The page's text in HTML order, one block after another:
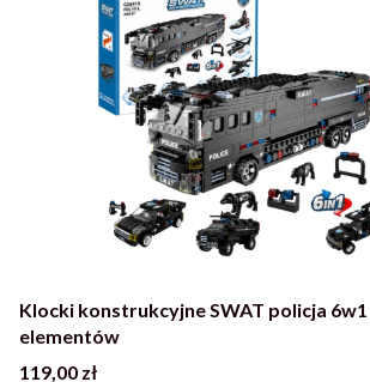
Klocki konstrukcyjne SWAT policja 6w1
elementów
Cena
119,00 zł